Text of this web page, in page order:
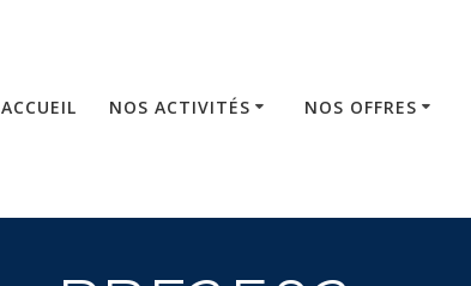
ACCUEIL NOS ACTIVITÉS NOS OFFRES